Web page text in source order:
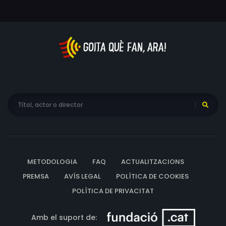
METODOLOGIA FAQ
ACTUALITZACIONS
PREMSA
AVÍS LEGAL
POLÍTICA DE COOKIES
POLÍTICA DE PRIVACITAT
Amb el suport de: